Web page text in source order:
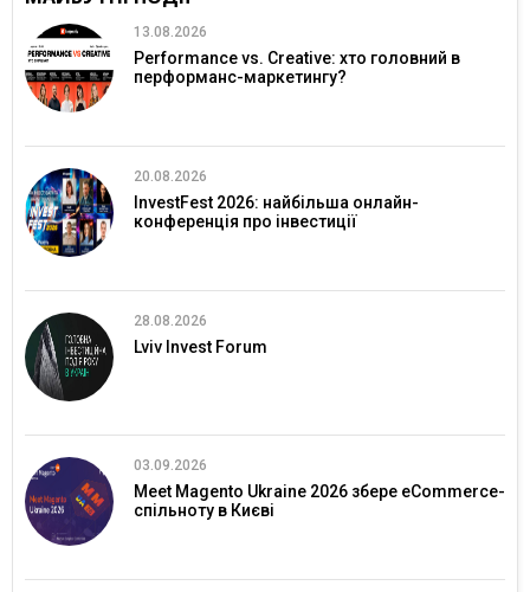
13.08.2026
Performance vs. Creative: хто головний в
перформанс-маркетингу?
20.08.2026
InvestFest 2026: найбільша онлайн-
конференція про інвестиції
28.08.2026
Lviv Invest Forum
03.09.2026
Meet Magento Ukraine 2026 збере eCommerce-
спільноту в Києві